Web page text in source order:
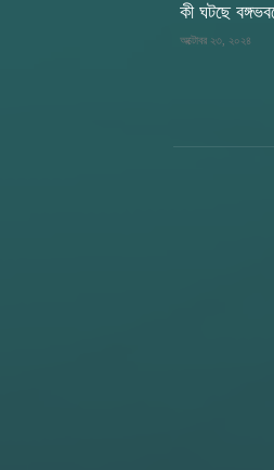
কী ঘটছে
অক্টোবর ২৩, ২০২৪